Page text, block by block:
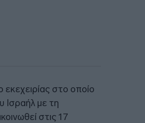
στο οποίο
Ισραήλ με τη
στις 17